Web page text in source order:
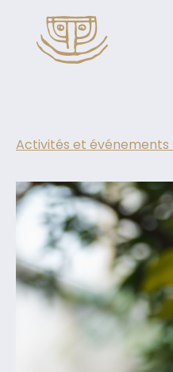
Activités et événements